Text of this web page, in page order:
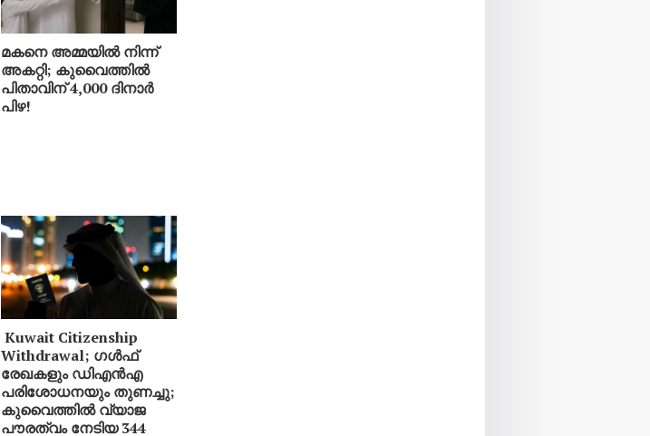
മകനെ അമ്മയിൽ നിന്ന്
അകറ്റി; കുവൈത്തിൽ
പിതാവിന് 4,000 ദിനാർ
പിഴ!
Kuwait Citizenship
Withdrawal; ഗൾഫ്
രേഖകളും ഡിഎൻഎ
പരിശോധനയും തുണച്ചു;
കുവൈത്തിൽ വ്യാജ
പൗരത്വം നേടിയ 344